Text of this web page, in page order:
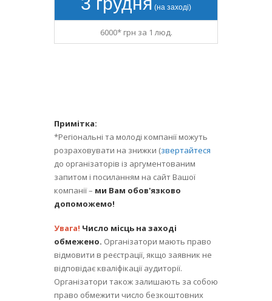
(на заході)
6000* грн за 1 люд.
Примітка:
*Регіональні та молоді компанії можуть
розраховувати на знижки (звертайтеся
до організаторів із аргументованим
запитом і посиланням на сайт Вашої
компанії – ми Вам обов'язково
допоможемо!
Увага! Число місць на заході
обмежено. Організатори мають право
відмовити в реєстрації, якщо заявник не
відповідає кваліфікації аудиторії.
Організатори також залишають за собою
право обмежити число безкоштовних